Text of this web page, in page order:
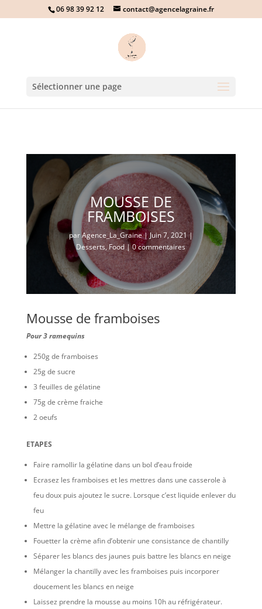
06 98 39 92 12 contact@agencelagraine.fr
Sélectionner une page
MOUSSE DE
FRAMBOISES
parAgence_La_Graine|Juin 7, 2021|
Desserts,Food|0 commentaires
Mousse de framboises
Pour 3 ramequins
250g de framboises
25g de sucre
3 feuilles de gélatine
75g de crème fraiche
2 oeufs
ETAPES
Faire ramollir la gélatine dans un bol d’eau froide
Ecrasez les framboises et les mettres dans une casserole à
feu doux puis ajoutez le sucre. Lorsque c’est liquide enlever du
feu
Mettre la gélatine avec le mélange de framboises
Fouetter la crème afin d’obtenir une consistance de chantilly
Séparer les blancs des jaunes puis battre les blancs en neige
Mélanger la chantilly avec les framboises puis incorporer
doucement les blancs en neige
Laissez prendre la mousse au moins 10h au réfrigérateur.